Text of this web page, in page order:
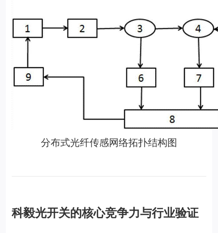
分布式光纤传感网络拓扑结构图
科毅光开关的核心竞争力与行业验证